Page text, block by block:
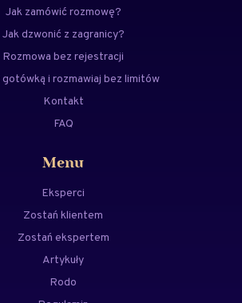
Jak zamówić rozmowę?
Jak dzwonić z zagranicy?
Rozmowa bez rejestracji
gotówką i rozmawiaj bez limitów
Kontakt
FAQ
Menu
Eksperci
Zostań klientem
Zostań ekspertem
Artykuły
Rodo